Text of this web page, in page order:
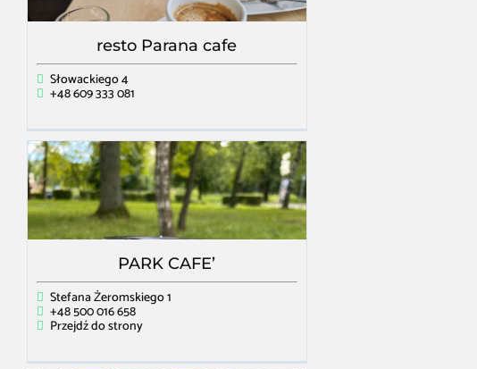
resto Parana cafe
Słowackiego 4
+48 609 333 081
PARK CAFE’
Stefana Żeromskiego 1
+48 500 016 658
Przejdź do strony